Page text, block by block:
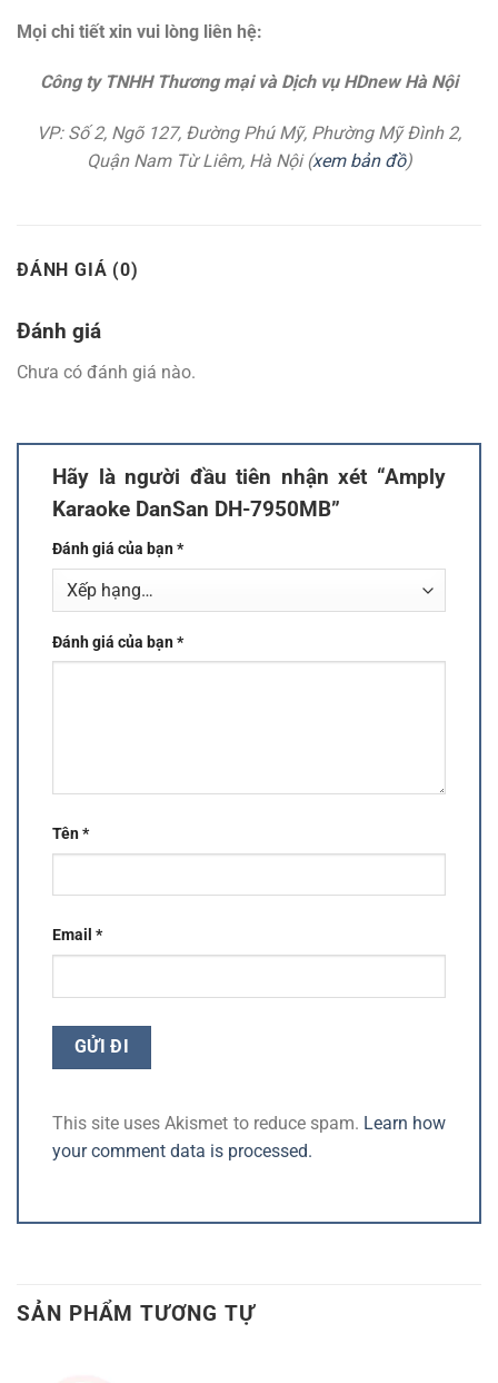
Mọi chi tiết xin vui lòng liên hệ:
Công ty TNHH Thương mại và Dịch vụ HDnew Hà Nội
VP: Số 2, Ngõ 127, Đường Phú Mỹ, Phường Mỹ Đình 2,
Quận Nam Từ Liêm, Hà Nội (xem bản đồ)
ĐÁNH GIÁ (0)
Đánh giá
Chưa có đánh giá nào.
Hãy là người đầu tiên nhận xét “Amply
Karaoke DanSan DH-7950MB”
Đánh giá của bạn*
Đánh giá của bạn*
Tên*
Email *
This site uses Akismet to reduce spam. Learn how
your comment data is processed.
SẢN PHẨM TƯƠNG TỰ